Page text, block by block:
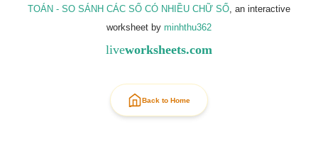
TOÁN - SO SÁNH CÁC SỐ CÓ NHIỀU CHỮ SỐ, an interactive
worksheet by minhthu362
liveworksheets.com
Back to Home